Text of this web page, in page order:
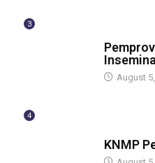
3
August
4
KNMP